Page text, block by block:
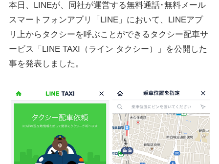
本日、LINEが、同社が運営する無料通話･無料メール
スマートフォンアプリ「LINE」において、LINEアプ
リ上からタクシーを呼ぶことができるタクシー配車サ
ービス「LINE TAXI（ライン タクシー）」を公開した
事を発表しました。